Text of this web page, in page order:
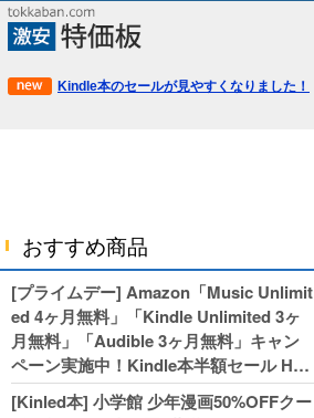
Kindle本のセールが見やすくなりました！
おすすめ商品
[プライムデー] Amazon「Music Unlimit
ed 4ヶ月無料」「Kindle Unlimited 3ヶ
月無料」「Audible 3ヶ月無料」キャン
ペーン実施中！Kindle本半額セール HU
NTER×HUNTERなど集英社、無職転生,
[Kinled本] 小学館 少年漫画50%OFFクー